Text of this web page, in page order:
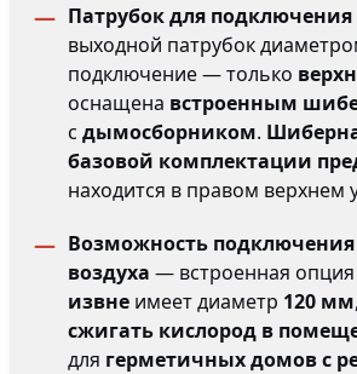
Патрубок для
выходной патрубок
подключение — только
оснащена встроенным
с дымосборником.
базовой комплектации
находится в правом верхнем
Возможность
воздуха — встроенная опция
извне имеет диаметр 120 мм
сжигать кислород в
для герметичных домов с